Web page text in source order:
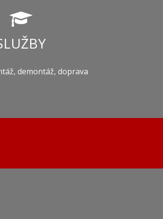
demontáž, doprava